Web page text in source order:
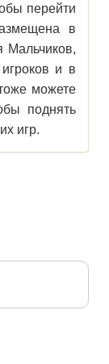
перейти
в
Мальчиков,
и в
можете
поднять
игр.